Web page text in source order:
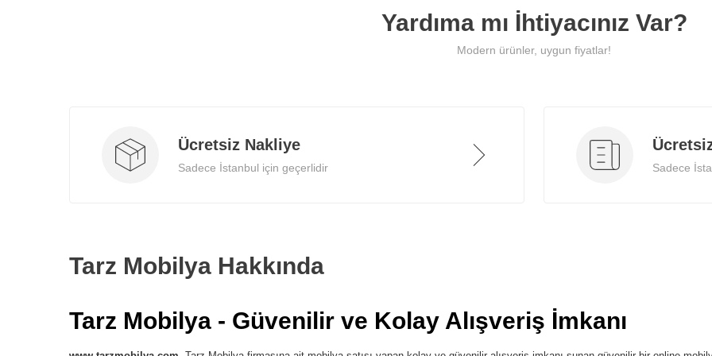
Yardıma mı İhtiyacınız Var?
Modern ürünler, uygun fiyatlar!
Ücretsiz Nakliye
Sadece İstanbul için geçerlidir Sadece
Tarz Mobilya Hakkında
Tarz Mobilya - Güvenilir ve Kolay Alışveriş İmkanı